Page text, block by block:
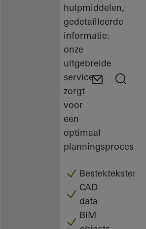
hulpmiddelen,
gedetailleerde
informatie:
onze
uitgebreide
service
zorgt
voor
een
optimaal
planningsproces.
Bestekteksten
CAD
data
BIM